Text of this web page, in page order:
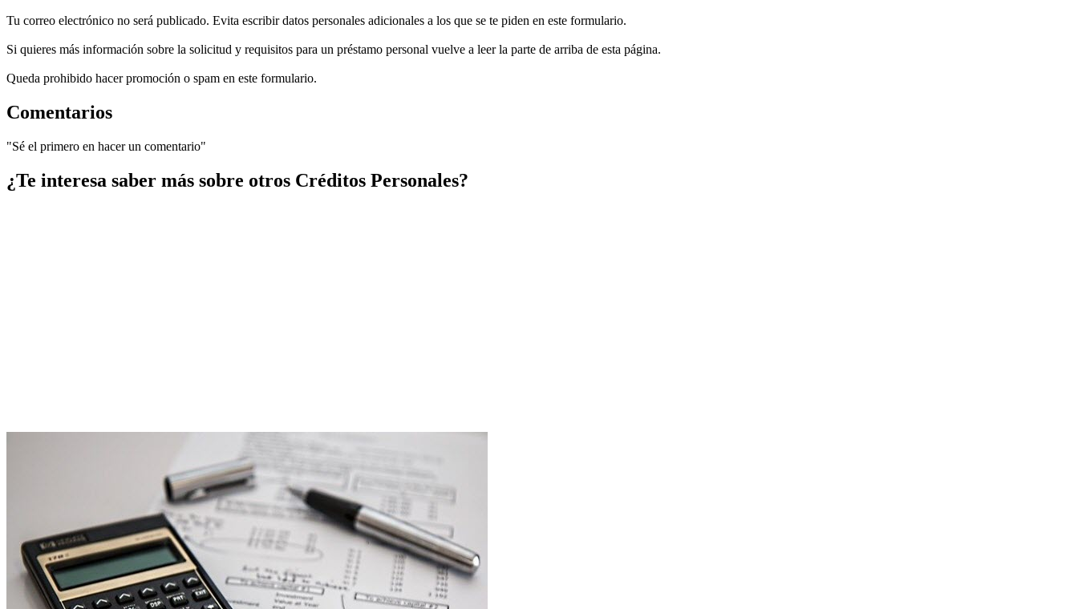
Tu correo electrónico no será publicado. Evita escribir datos personales adicionales a los que se te piden en este formulario.
Si quieres más información sobre la solicitud y requisitos para un préstamo personal vuelve a leer la parte de arriba de esta página.
Queda prohibido hacer promoción o spam en este formulario.
Comentarios
"Sé el primero en hacer un comentario"
¿Te interesa saber más sobre otros Créditos Personales?